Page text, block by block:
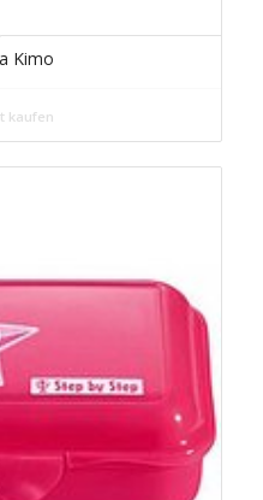
Kimo
kaufen